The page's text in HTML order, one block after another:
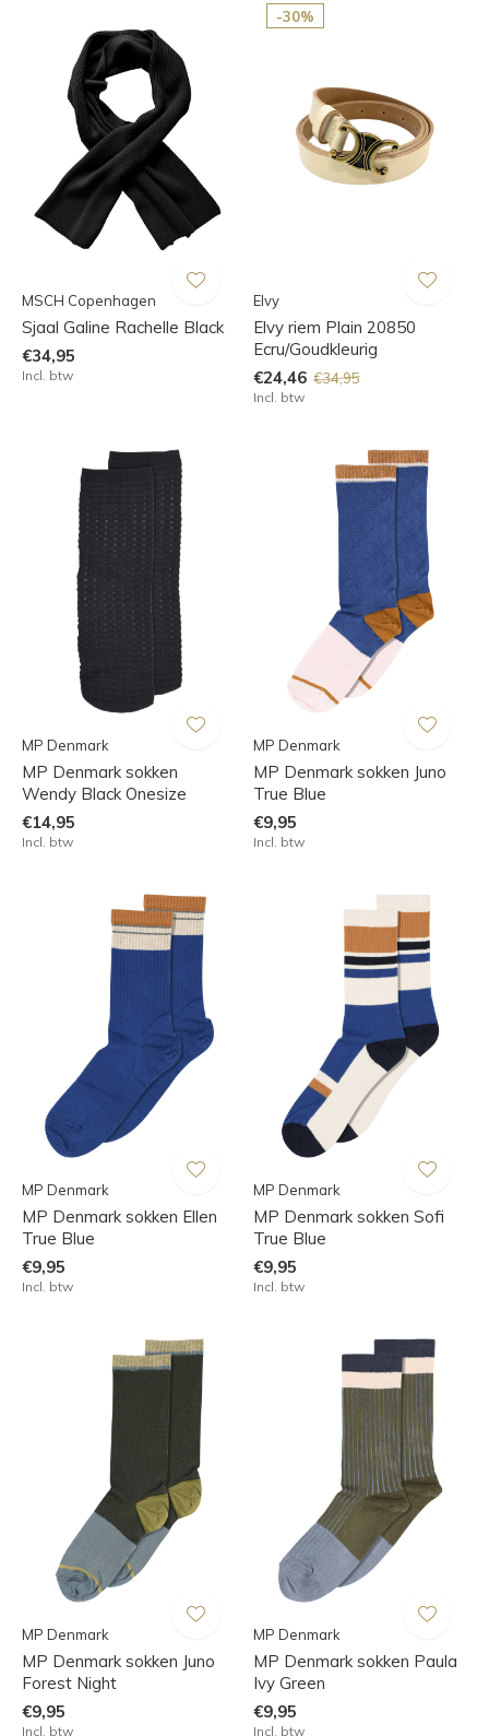
MSCH Copenhagen
Sjaal Galine Rachelle Black
€34,95
Incl. btw
-30%
Elvy
Elvy riem Plain 20850
Ecru/Goudkleurig
€24,46 €34,95
Incl. btw
MP Denmark
MP Denmark sokken
Wendy Black Onesize
€14,95
Incl. btw
MP Denmark
MP Denmark sokken Juno
True Blue
€9,95
Incl. btw
MP Denmark
MP Denmark sokken Ellen
True Blue
€9,95
Incl. btw
MP Denmark
MP Denmark sokken Sofi
True Blue
€9,95
Incl. btw
MP Denmark
MP Denmark sokken Juno
Forest Night
€9,95
Incl. btw
MP Denmark
MP Denmark sokken Paula
Ivy Green
€9,95
Incl. btw